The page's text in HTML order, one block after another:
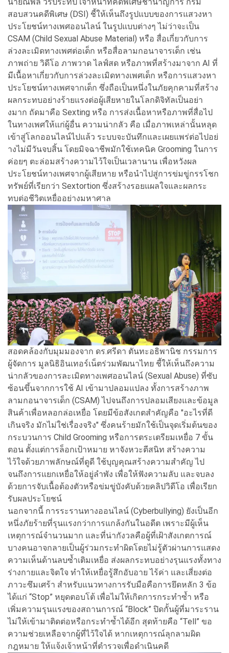
สอบสวนคดีพิเศษ (DSI) ชี้ให้เห็นถึงรูปแบบของการแสวงหา
ประโยชน์ทางเพศออนไลน์ ในรูปแบบต่างๆ ไม่ว่าจะเป็น
CSAM (Child Sexual Abuse Material) หรือ สื่อเกี่ยวกับการ
ล่วงละเมิดทางเพศต่อเด็ก หรือสื่อลามกอนาจารเด็ก เช่น
ภาพถ่าย วิดีโอ ภาพวาด ไลฟ์สด หรือภาพที่สร้างมาจาก AI ที่
มีเนื้อหาเกี่ยวกับการล่วงละเมิดทางเพศเด็ก หรือการแสวงหา
ประโยชน์ทางเพศจากเด็ก ซึ่งถือเป็นหนึ่งในภัยคุกคามที่สร้าง
ผลกระทบอย่างร้ายแรงต่อผู้เสียหายในโลกดิจิทัลเป็นอย่า
งมาก ถัดมาคือ Sexting หรือ การส่งเนื้อหาหรือภาพที่สื่อไป
ในทางเพศให้แก่ผู้อื่น ความน่ากลัว คือ เมื่อภาพเหล่านั้นหลุด
เข้าสู่โลกออนไลน์ไปแล้ว ระบบจะบันทึกและเผยแพร่ต่อไปอย่
างไม่มีวันจบสิ้น โดยมิจฉาชีพมักใช้เทคนิค Grooming ในการ
ค่อยๆ ตะล่อมสร้างความไว้ใจเป็นเวลานาน เพื่อหวังผล
ประโยชน์ทางเพศจากผู้เสียหาย หรือนำไปสู่การข่มขู่กรรโชก
ทรัพย์ที่เรียกว่า Sextortion ซึ่งสร้างรอยแผลใจและผลกระ
ทบต่อชีวิตเหยื่ออย่างมหาศาล
สอดคล้องกับมุมมองจาก ดร.ศรีดา ตันทะอธิพานิช กรรมการ
ผู้จัดการ มูลนิธิอินเทอร์เน็ตร่วมพัฒนาไทย ชี้ให้เห็นถึงความ
น่ากลัวของการละเมิดทางเพศออนไลน์ (Sexual Abuse) ที่ซับ
ซ้อนขึ้นจากการใช้ AI เข้ามาปลอมแปลง ทั้งการสร้างภาพ
ลามกอนาจารเด็ก (CSAM) ไปจนถึงการปลอมเสียงและข้อมูล
สินค้าเพื่อหลอกล่อเหยื่อ โดยมีข้อสังเกตสำคัญคือ "อะไรที่ดี
เกินจริง มักไม่ใช่เรื่องจริง" ซึ่งคนร้ายมักใช้เป็นจุดเริ่มต้นของ
กระบวนการ Child Grooming หรือการตระเตรียมเหยื่อ 7 ขั้น
ตอน ตั้งแต่การล็อกเป้าหมาย หาจังหวะตีสนิท สร้างความ
ไว้ใจด้วยภาพลักษณ์ที่ดูดี ใช้บุญคุณสร้างความสำคัญ ไป
จนถึงการแยกเหยื่อให้อยู่ลำพัง เพื่อให้ฟังความลับ และจบลง
ด้วยการจับเนื้อต้องตัวหรือข่มขู่บังคับด้วยคลิปวิดีโอ เพื่อเรียก
รับผลประโยชน์
นอกจากนี้ การระรานทางออนไลน์ (Cyberbullying) ยังเป็นอีก
หนึ่งภัยร้ายที่รุนแรงกว่าการแกล้งกันในอดีต เพราะมีผู้เห็น
เหตุการณ์จำนวนมาก และที่น่ากังวลคือผู้ที่เฝ้าสังเกตการณ์
บางคนอาจกลายเป็นผู้ร่วมกระทำผิดโดยไม่รู้ตัวผ่านการแสดง
ความเห็นด้านลบซ้ำเติมเหยื่อ ส่งผลกระทบอย่างรุนแรงทั้งทาง
ร่างกายและจิตใจ ทำให้เหยื่อรู้สึกอับอาย ไร้ค่า และเสี่ยงต่อ
ภาวะซึมเศร้า สำหรับแนวทางการรับมือคือการยึดหลัก 3 ข้อ
ได้แก่ “Stop” หยุดตอบโต้ เพื่อไม่ให้เกิดการกระทำซ้ำ หรือ
เพิ่มความรุนแรงของสถานการณ์ “Block” ปิดกั้นผู้ที่มาระราน
ไม่ให้เข้ามาติดต่อหรือกระทำซ้ำได้อีก สุดท้ายคือ “Tell” ขอ
ความช่วยเหลือจากผู้ที่ไว้ใจได้ หากเหตุการณ์ลุกลามผิด
กฎหมาย ให้แจ้งเจ้าหน้าที่ตำรวจเพื่อดำเนินคดี